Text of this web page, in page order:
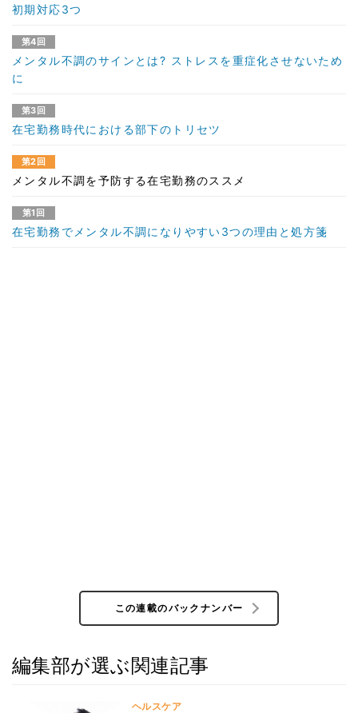
初期対応3つ
第4回
メンタル不調のサインとは? ストレスを重症化させないため
に
第3回
在宅勤務時代における部下のトリセツ
第2回
メンタル不調を予防する在宅勤務のススメ
第1回
在宅勤務でメンタル不調になりやすい3つの理由と処方箋
この連載のバックナンバー
編集部が選ぶ関連記事
ヘルスケア